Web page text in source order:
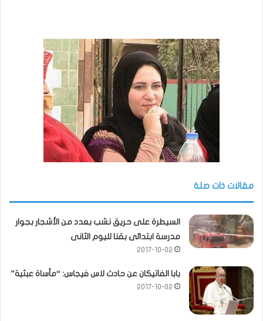
مقالات ذات صلة
السيطرة على حريق نشب بعدد من الأشجار بجوار
مدرسة ابتدائى بقنا لليوم الثانى
2017-10-02
بابا الفاتيكان عن حادث لاس فيجاس: “مأساة عبثية”
2017-10-02